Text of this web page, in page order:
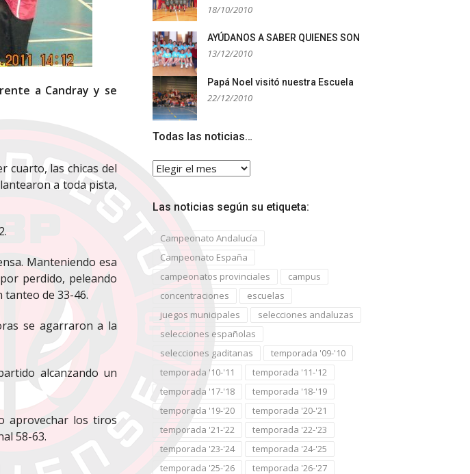
a Candray y se
cuarto, las chicas del
a toda pista,
Manteniendo esa
perdido, peleando
tanteo de 33-46.
se agarraron a la
alcanzando un
aprovechar los tiros
58-63.
18/10/2010
AYÚDANOS A SABER QUIENES SON
13/12/2010
Papá Noel visitó nuestra Escuela
22/12/2010
Todas las noticias…
Todas
las
noticias…
Las noticias según su etiqueta:
Campeonato Andalucía
Campeonato España
campeonatos provinciales
campus
concentraciones
escuelas
juegos municipales
selecciones andaluzas
selecciones españolas
selecciones gaditanas
temporada '09-'10
temporada '10-'11
temporada '11-'12
temporada '17-'18
temporada '18-'19
temporada '19-'20
temporada '20-'21
temporada '21-'22
temporada '22-'23
temporada '23-'24
temporada '24-'25
temporada '25-'26
temporada '26-'27